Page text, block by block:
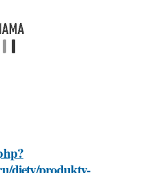
diety/produkty-